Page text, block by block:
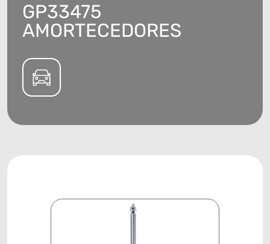
GP33475
AMORTECEDORES